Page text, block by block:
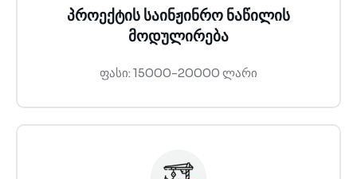
პროექტის საინჟინრო ნაწილის
მოდულირება
ფასი: 15000-20000 ლარი